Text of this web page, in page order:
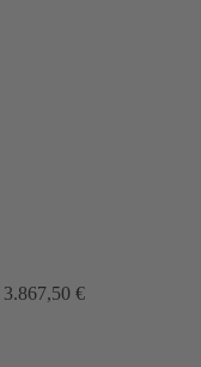
3.867,50 €